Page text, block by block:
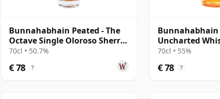
Bunnahabhain Peated - The
Octave Single Oloroso Sherry
Cask #38 2014 9 jaar oud
70cl • 50.7%
€ 78 ?
Bunnahabhain
Uncharted
Lotta Rose R
70cl • 55%
€ 78 ?